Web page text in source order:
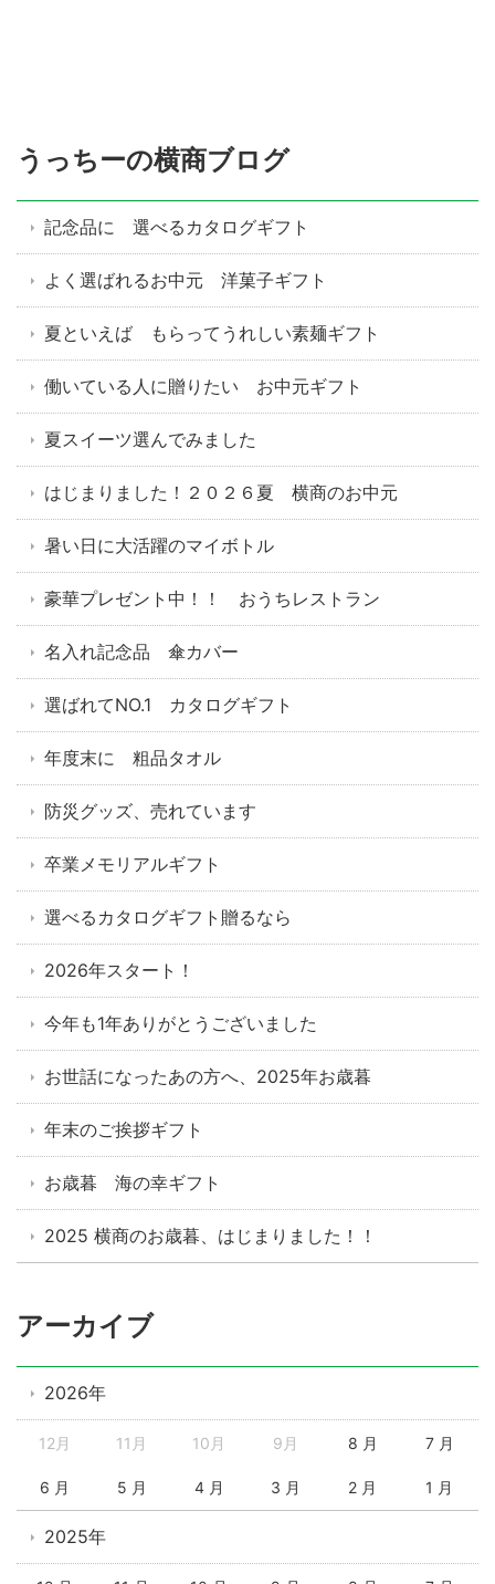
うっちーの横商ブログ
記念品に 選べるカタログギフト
よく選ばれるお中元 洋菓子ギフト
夏といえば もらってうれしい素麺ギフト
働いている人に贈りたい お中元ギフト
夏スイーツ選んでみました
はじまりました！２０２６夏 横商のお中元
暑い日に大活躍のマイボトル
豪華プレゼント中！！ おうちレストラン
名入れ記念品 傘カバー
選ばれてNO.1 カタログギフト
年度末に 粗品タオル
防災グッズ、売れています
卒業メモリアルギフト
選べるカタログギフト贈るなら
2026年スタート！
今年も1年ありがとうございました
お世話になったあの方へ、2025年お歳暮
年末のご挨拶ギフト
お歳暮 海の幸ギフト
2025 横商のお歳暮、はじまりました！！
アーカイブ
2026年
12月 11月 10月 9月 8 月 7 月
6 月 5 月 4 月 3 月 2 月 1 月
2025年